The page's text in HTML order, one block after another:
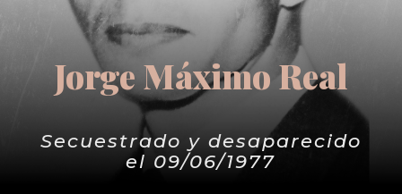
Jorge Máximo Real
Secuestrado y desaparecido
el 09/06/1977